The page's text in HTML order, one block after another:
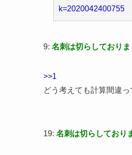
k=2020042400755
9: 名刺は切らしておりま
>>1
どう考えても計算間違
19: 名刺は切らしており